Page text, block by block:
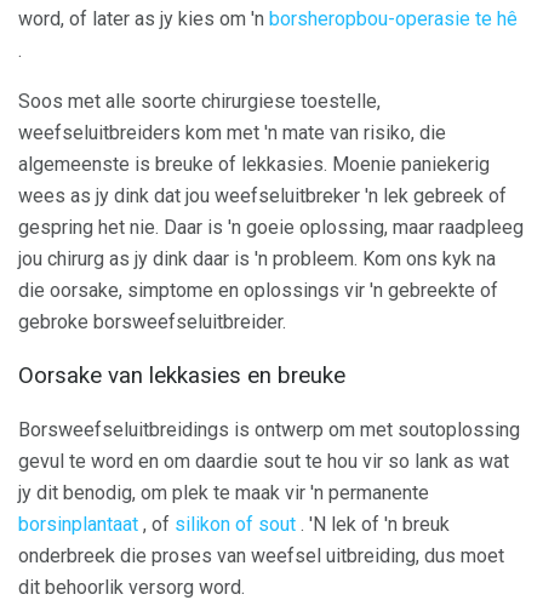
word, of later as jy kies om 'n borsheropbou-operasie te hê
.
Soos met alle soorte chirurgiese toestelle,
weefseluitbreiders kom met 'n mate van risiko, die
algemeenste is breuke of lekkasies. Moenie paniekerig
wees as jy dink dat jou weefseluitbreker 'n lek gebreek of
gespring het nie. Daar is 'n goeie oplossing, maar raadpleeg
jou chirurg as jy dink daar is 'n probleem. Kom ons kyk na
die oorsake, simptome en oplossings vir 'n gebreekte of
gebroke borsweefseluitbreider.
Oorsake van lekkasies en breuke
Borsweefseluitbreidings is ontwerp om met soutoplossing
gevul te word en om daardie sout te hou vir so lank as wat
jy dit benodig, om plek te maak vir 'n permanente
borsinplantaat , of silikon of sout . 'N lek of 'n breuk
onderbreek die proses van weefsel uitbreiding, dus moet
dit behoorlik versorg word.